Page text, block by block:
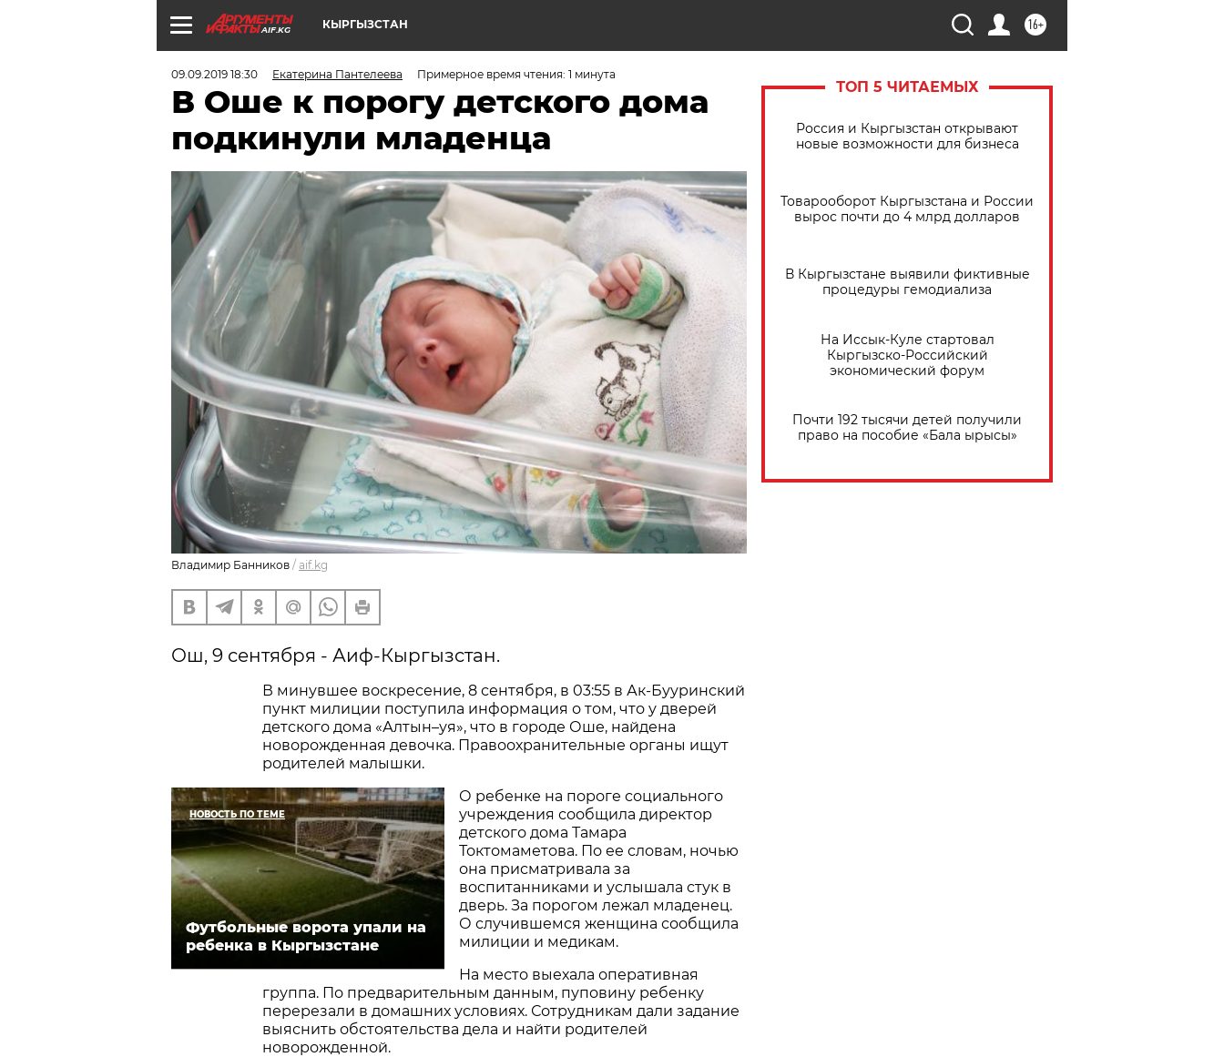
AIF.KG 16+
КЫРГЫЗСТАН
09.09.2019 18:30 Екатерина Пантелеева Примерное время чтения: 1 минута
В Оше к порогу детского дома
подкинули младенца
Владимир Банников / aif.kg
Ош, 9 сентября - Аиф-Кыргызстан.
В минувшее воскресение, 8 сентября, в 03:55 в Ак-Бууринский
пункт милиции поступила информация о том, что у дверей
детского дома «Алтын–уя», что в городе Оше, найдена
новорожденная девочка. Правоохранительные органы ищут
родителей малышки.
НОВОСТЬ ПО ТЕМЕ
Футбольные ворота упали на
ребенка в Кыргызстане
О ребенке на пороге социального
учреждения сообщила директор
детского дома Тамара
Токтомаметова. По ее словам, ночью
она присматривала за
воспитанниками и услышала стук в
дверь. За порогом лежал младенец.
О случившемся женщина сообщила
милиции и медикам.
На место выехала оперативная
группа. По предварительным данным, пуповину ребенку
перерезали в домашних условиях. Сотрудникам дали задание
выяснить обстоятельства дела и найти родителей
новорожденной.
ТОП 5 ЧИТАЕМЫХ
Россия и Кыргызстан открывают
новые возможности для бизнеса
Товарооборот Кыргызстана и России
вырос почти до 4 млрд долларов
В Кыргызстане выявили фиктивные
процедуры гемодиализа
На Иссык-Куле стартовал
Кыргызско-Российский
экономический форум
Почти 192 тысячи детей получили
право на пособие «Бала ырысы»